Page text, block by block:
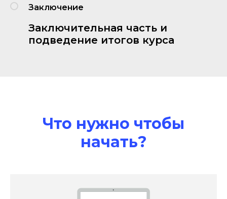
Заключение
Заключительная часть и
подведение итогов курса
Что нужно чтобы
начать?